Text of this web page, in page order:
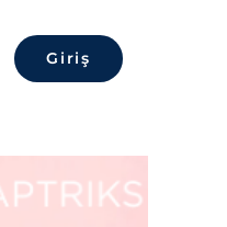
Giriş
Sektöründe Bütçeleme